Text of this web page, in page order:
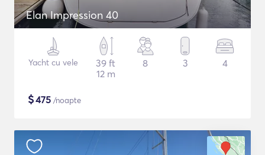
Elan Impression 40
Yacht cu vele
39 ft
12 m
8 3 4
$475 /noapte